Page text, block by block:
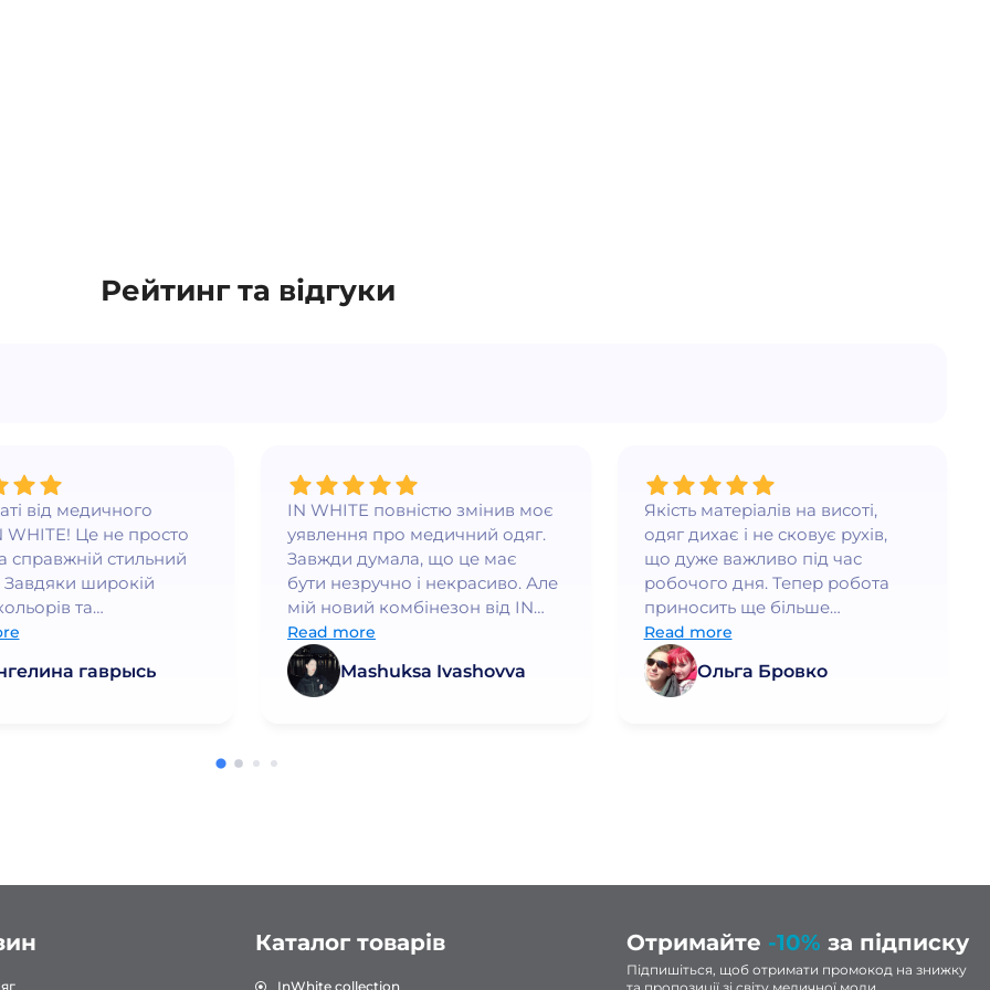
Рейтинг та відгуки
від медичного
WHITE! Це не просто
справжній стильний
широкій
та
крою, я
впевнено та
гаврысь
IN WHITE повністю змінив моє
уявлення про медичний одяг.
Завжди думала, що це має
бути незручно і некрасиво. Але
мій новий комбінезон від IN
WHITE - це любов з першого
погляду. Він ідеально сидить, а
якість просто неймовірна. Я
працюю в медичній сфері
Read more
Mashuksa Ivashovva
Якість матеріалів на висоті,
одяг дихає і не сковує рухів,
що дуже важливо під час
робочого дня. Тепер робота
приносить ще більше
задоволення!
Read more
Ольга Бровко
Каталог товарів
InWhite collection
Отримайте -10% за підписку
Підпишіться, щоб отримати промокод на знижку